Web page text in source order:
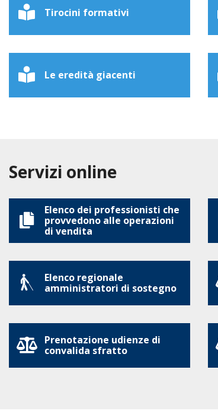
Tirocini formativi
Le eredità giacenti
Servizi online
Elenco dei professionisti che
provvedono alle operazioni
di vendita
Elenco regionale
amministratori di sostegno
Prenotazione udienze di
convalida sfratto